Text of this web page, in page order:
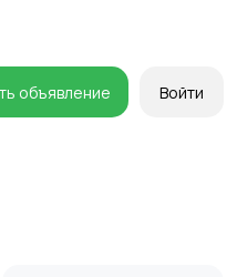
объявление Войти